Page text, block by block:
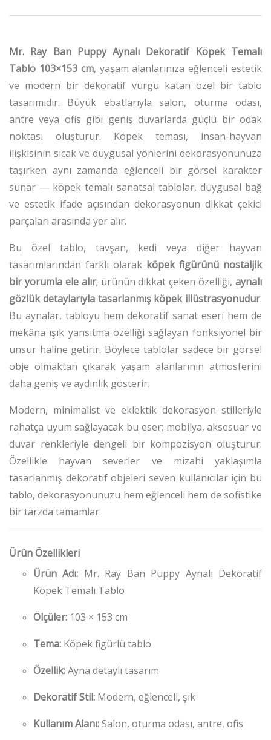
Mr. Ray Ban Puppy Aynalı Dekoratif Köpek Temalı
Tablo 103×153 cm, yaşam alanlarınıza eğlenceli estetik
ve modern bir dekoratif vurgu katan özel bir tablo
tasarımıdır. Büyük ebatlarıyla salon, oturma odası,
antre veya ofis gibi geniş duvarlarda güçlü bir odak
noktası oluşturur. Köpek teması, insan-hayvan
ilişkisinin sıcak ve duygusal yönlerini dekorasyonunuza
taşırken aynı zamanda eğlenceli bir görsel karakter
sunar — köpek temalı sanatsal tablolar, duygusal bağ
ve estetik ifade açısından dekorasyonun dikkat çekici
parçaları arasında yer alır.
Bu özel tablo, tavşan, kedi veya diğer hayvan
tasarımlarından farklı olarak köpek figürünü nostaljik
bir yorumla ele alır; ürünün dikkat çeken özelliği, aynalı
gözlük detaylarıyla tasarlanmış köpek illüstrasyonudur.
Bu aynalar, tabloyu hem dekoratif sanat eseri hem de
mekâna ışık yansıtma özelliği sağlayan fonksiyonel bir
unsur haline getirir. Böylece tablolar sadece bir görsel
obje olmaktan çıkarak yaşam alanlarının atmosferini
daha geniş ve aydınlık gösterir.
Modern, minimalist ve eklektik dekorasyon stilleriyle
rahatça uyum sağlayacak bu eser; mobilya, aksesuar ve
duvar renkleriyle dengeli bir kompozisyon oluşturur.
Özellikle hayvan severler ve mizahi yaklaşımla
tasarlanmış dekoratif objeleri seven kullanıcılar için bu
tablo, dekorasyonunuzu hem eğlenceli hem de sofistike
bir tarzda tamamlar.
Ürün Özellikleri
Ürün Adı: Mr. Ray Ban Puppy Aynalı Dekoratif
Köpek Temalı Tablo
Ölçüler: 103 × 153 cm
Tema: Köpek figürlü tablo
Özellik:Ayna detaylı tasarım
Dekoratif Stil: Modern, eğlenceli, şık
Kullanım Alanı:Salon, oturma odası, antre, ofis